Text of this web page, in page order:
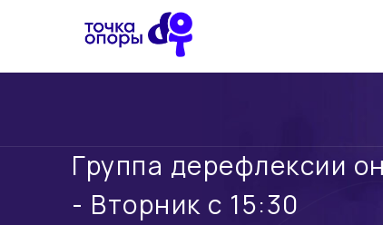
Группа дерефлексии
- Вторник с 15:30